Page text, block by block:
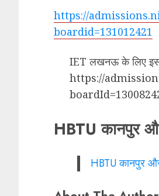
https://
boardid=131012421
IET लखनऊ के लिए
https://
HBTU कानपुर
HBTU कानपुर